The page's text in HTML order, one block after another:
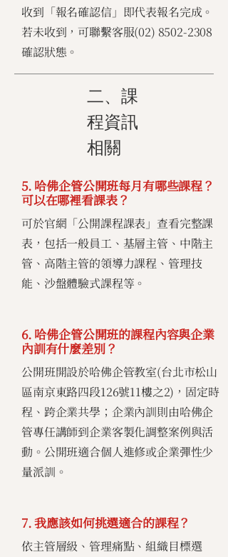
收到「報名確認信」即代表報名完成。
若未收到，可聯繫客服(02) 8502-2308
確認狀態。
二、課
程資訊
相關
5. 哈佛企管公開班每月有哪些課程？
可以在哪裡看課表？
可於官網「公開課程課表」查看完整課
表，包括一般員工、基層主管、中階主
管、高階主管的領導力課程、管理技
能、沙盤體驗式課程等。
6. 哈佛企管公開班的課程內容與企業
內訓有什麼差別？
公開班開設於哈佛企管教室(台北市松山
區南京東路四段126號11樓之2)，固定時
程、跨企業共學；企業內訓則由哈佛企
管專任講師到企業客製化調整案例與活
動。公開班適合個人進修或企業彈性少
量派訓。
7. 我應該如何挑選適合的課程？
依主管層級、管理痛點、組織目標選